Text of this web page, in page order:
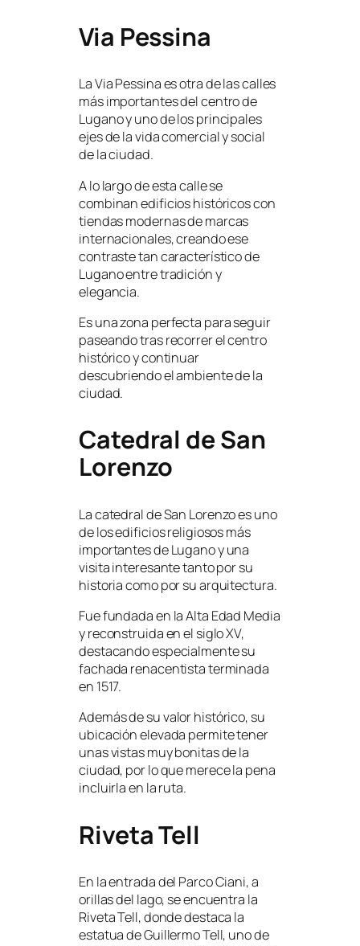
Via Pessina
La Via Pessina es otra de las calles
más importantes del centro de
Lugano y uno de los principales
ejes de la vida comercial y social
de la ciudad.
A lo largo de esta calle se
combinan edificios históricos con
tiendas modernas de marcas
internacionales, creando ese
contraste tan característico de
Lugano entre tradición y
elegancia.
Es una zona perfecta para seguir
paseando tras recorrer el centro
histórico y continuar
descubriendo el ambiente de la
ciudad.
Catedral de San
Lorenzo
La catedral de San Lorenzo es uno
de los edificios religiosos más
importantes de Lugano y una
visita interesante tanto por su
historia como por su arquitectura.
Fue fundada en la Alta Edad Media
y reconstruida en el siglo XV,
destacando especialmente su
fachada renacentista terminada
en 1517.
Además de su valor histórico, su
ubicación elevada permite tener
unas vistas muy bonitas de la
ciudad, por lo que merece la pena
incluirla en la ruta.
Riveta Tell
En la entrada del Parco Ciani, a
orillas del lago, se encuentra la
Riveta Tell, donde destaca la
estatua de Guillermo Tell, uno de